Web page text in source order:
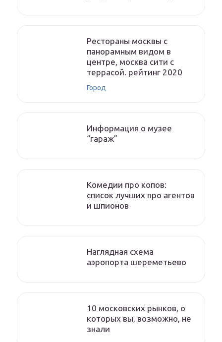
Рестораны москвы с
панорамным видом в
центре, москва сити с
террасой. рейтинг 2020
Город
Информация о музее
“гараж”
Комедии про копов:
список лучших про агентов
и шпионов
Наглядная схема
аэропорта шереметьево
10 московских рынков, о
которых вы, возможно, не
знали